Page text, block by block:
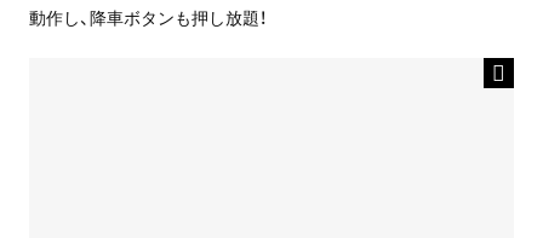
動作し、降車ボタンも押し放題！